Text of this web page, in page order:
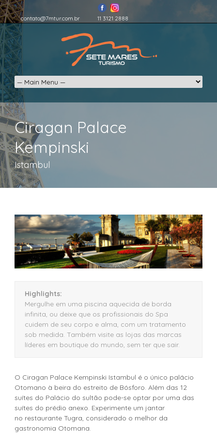
contato@7mtur.com.br 11 3121 2888
Ciragan Palace
Kempinski
Istambul
Highlights:
Mergulhe em uma piscina aquecida de borda
infinita, ou deixe que os profissionais do Spa
cuidem de seu corpo e alma, com um tratamento
sob medida. Também visite as lojas das marcas
líderes em boutique do mundo, sem ter que sair.
O Ciragan Palace Kempinski Istambul é o único palácio
Otomano à beira do estreito de Bósforo. Além das 12
suítes do Palácio do sultão pode-se optar por uma das
suítes do prédio anexo. Experimente um jantar
no restaurante Tugra, considerado o melhor da
gastronomia Otomana.